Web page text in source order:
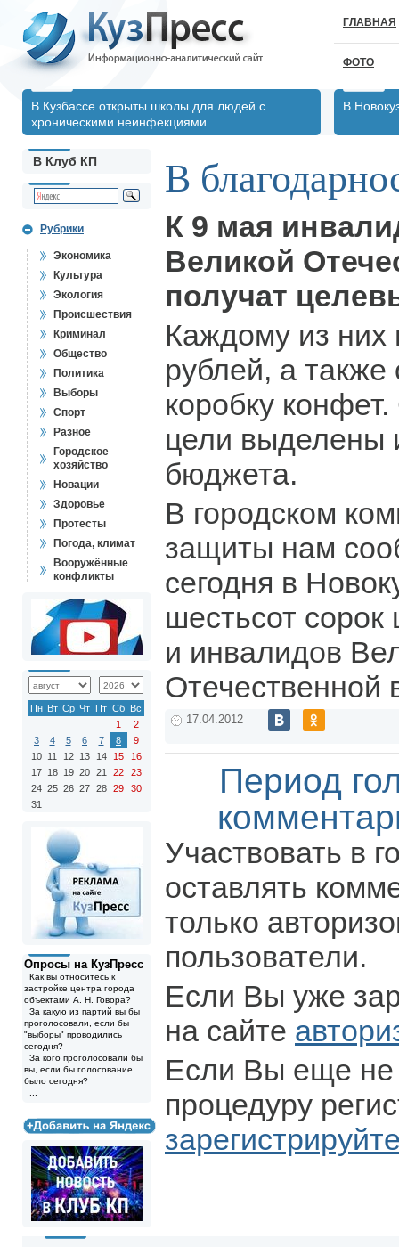
ГЛАВНАЯ
ФОТО
В Кузбассе открыты школы для людей с
хроническими неинфекциями
В
В Клуб КП
Рубрики
Экономика
Культура
Экология
Происшествия
Криминал
Общество
Политика
Выборы
Спорт
Разное
Городское
хозяйство
Новации
Здоровье
Протесты
Погода, климат
Вооружённые
конфликты
Пн Вт Ср Чт Пт Сб Вс
1
2
3
4 5 6 7 8
9
10 11 12 13 14 15
16
17 18 19 20 21 22
23
24 25 26 27 28 29
30
31
Опросы на КузПресс
Как вы относитесь к
застройке центра города
объектами А. Н. Говора?
За какую из партий вы бы
проголосовали, если бы
"выборы" проводились
сегодня?
За кого проголосовали бы
вы, если бы голосование
было сегодня?
В
К 9 мая
Великой
получат
Каждому из них
рублей, а также
коробку
цели выделены
бюджета.
В городском
защиты нам
сегодня в
шестьсот сорок
и инвалидов
Отечественной
17.04.2012
Период
Участвовать в
оставлять
только
пользователи.
Если Вы уже
на сайте
Если Вы еще не
процедуру